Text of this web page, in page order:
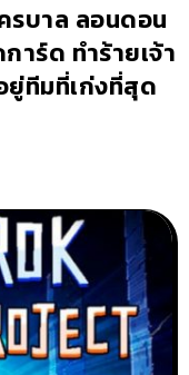
รบาล ลอนดอน
าร์ด ทำร้ายเจ้า
ทีมที่เก่งที่สุด